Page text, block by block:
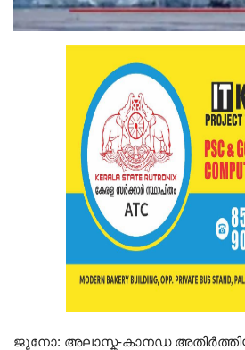
ജൂനോ: അലാസ്ക-കാനഡ